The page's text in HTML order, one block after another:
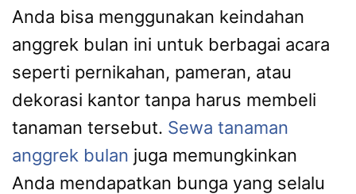
Anda bisa menggunakan keindahan
anggrek bulan ini untuk berbagai acara
seperti pernikahan, pameran, atau
dekorasi kantor tanpa harus membeli
tanaman tersebut. Sewa tanaman
anggrek bulan juga memungkinkan
Anda mendapatkan bunga yang selalu